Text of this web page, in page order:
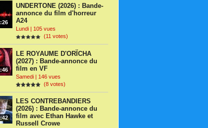
UNDERTONE (2026) : Bande-
annonce du film d'horreur
A24
Lundi | 105 vues
(11 votes)
LE ROYAUME D'ORÏCHA
(2027) : Bande-annonce du
film en VF
Samedi | 146 vues
(8 votes)
LES CONTREBANDIERS
(2026) : Bande-annonce du
film avec Ethan Hawke et
Russell Crowe